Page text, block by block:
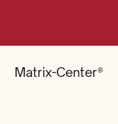
Matrix-Center®